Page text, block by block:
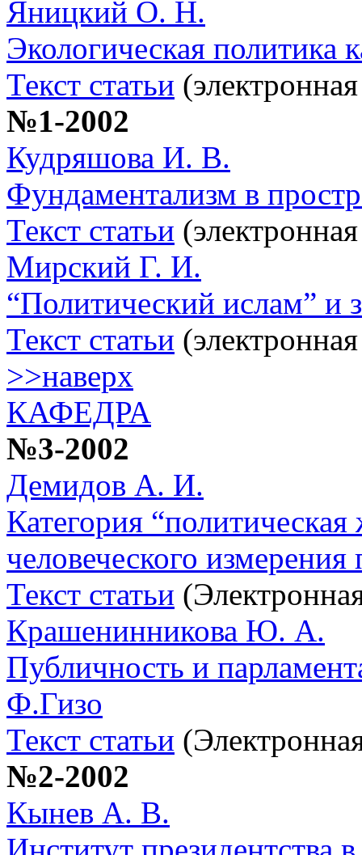
Яницкий О. Н.
Экологическая политика
Текст статьи
№1-2002
Кудряшова И. В.
Фундаментализм в
Текст статьи
Мирский Г. И.
“Политический ислам” и
Текст статьи
>>наверх
КАФЕДРА
№3-2002
Демидов А. И.
Категория
человеческого измерения
Текст статьи
Крашенинникова Ю. А.
Публичность и
Ф.Гизо
Текст статьи
№2-2002
Кынев А. В.